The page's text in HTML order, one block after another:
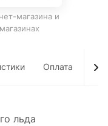
магазина и
Оплата
льда